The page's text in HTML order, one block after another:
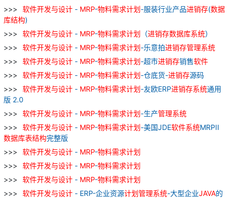
软件开发与设计 - MRP-物料需求计划-服装行业产品进销存(数据
库结构)
软件开发与设计 - MRP-物料需求计划 （进销存数据库系统）
软件开发与设计 - MRP-物料需求计划-乐意拍进销存管理系统
软件开发与设计 - MRP-物料需求计划-超市进销存销售软件
软件开发与设计 - MRP-物料需求计划-仓底货-进销存源码
软件开发与设计 - MRP-物料需求计划-友欧ERP进销存系统通用
版 2.0
软件开发与设计 - MRP-物料需求计划-生产管理系统
软件开发与设计 - MRP-物料需求计划-美国JDE软件系统MRPII
数据库表结构完整版
软件开发与设计 - MRP-物料需求计划
软件开发与设计 - MRP-物料需求计划
软件开发与设计 - MRP-物料需求计划
软件开发与设计 - ERP-企业资源计划管理系统-大型企业JAVA的